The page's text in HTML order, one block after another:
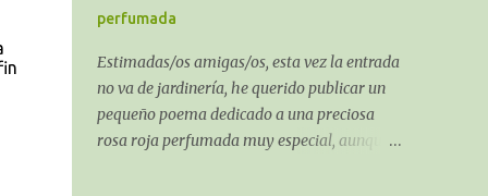
suelo.
perfumada
Estimadas/os amigas/os, esta vez la entrada
no va de jardinería, he querido publicar un
pequeño poema dedicado a una preciosa
rosa roja perfumada muy especial, aunque